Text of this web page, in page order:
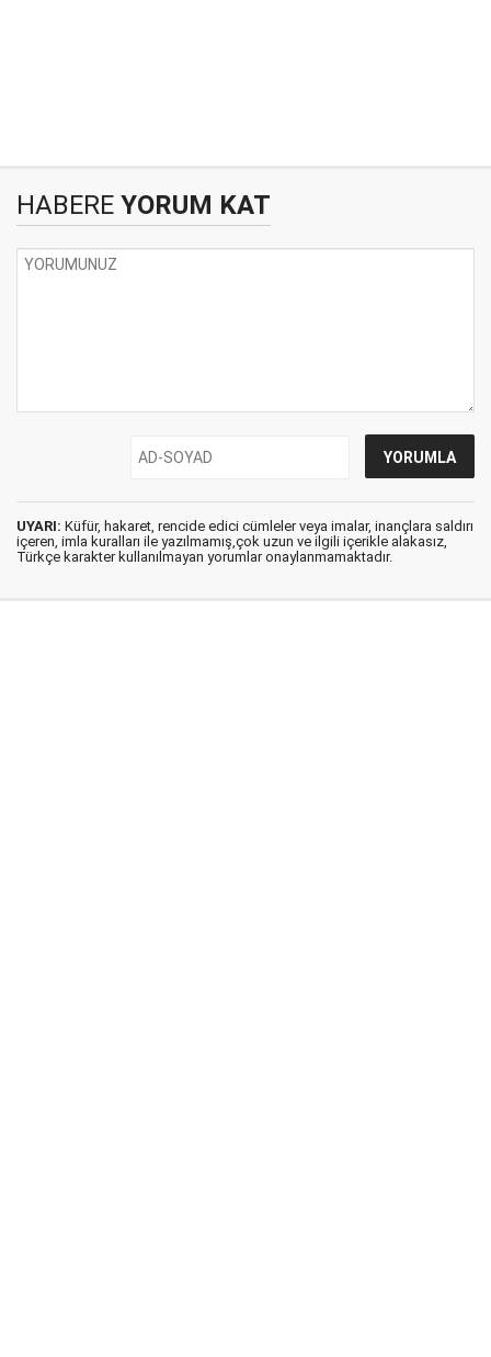
HABERE YORUM KAT
UYARI: Küfür, hakaret, rencide edici cümleler veya imalar, inançlara saldırı
içeren, imla kuralları ile yazılmamış,çok uzun ve ilgili içerikle alakasız,
Türkçe karakter kullanılmayan yorumlar onaylanmamaktadır.